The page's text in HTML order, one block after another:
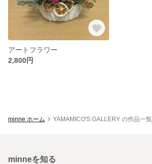
アートフラワー
2,800円
minne ホーム YAMAMICO'S GALLERY の作品一覧
minneを知る